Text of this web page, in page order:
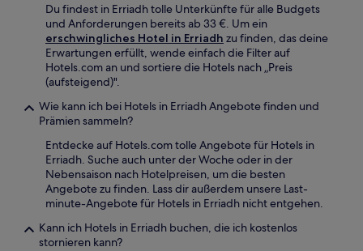
Du findest in Erriadh tolle Unterkünfte für alle Budgets
und Anforderungen bereits ab 33 €. Um ein
erschwingliches Hotel in Erriadh zu finden, das deine
Erwartungen erfüllt, wende einfach die Filter auf
Hotels.com an und sortiere die Hotels nach „Preis
(aufsteigend)".
Wie kann ich bei Hotels in Erriadh Angebote finden und
Prämien sammeln?
Entdecke auf Hotels.com tolle Angebote für Hotels in
Erriadh. Suche auch unter der Woche oder in der
Nebensaison nach Hotelpreisen, um die besten
Angebote zu finden. Lass dir außerdem unsere Last-
minute-Angebote für Hotels in Erriadh nicht entgehen.
Kann ich Hotels in Erriadh buchen, die ich kostenlos
stornieren kann?